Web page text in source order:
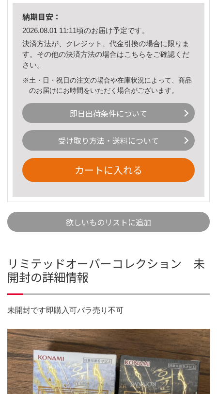
納期目安：
2026.08.01 11:11頃のお届け予定です。
決済方法が、クレジット、代金引換の場合に限りま
す。その他の決済方法の場合はこちら をご確認くだ
さい。
※土・日・祝日の注文の場合や在庫状況によって、商品
のお届けにお時間をいただく場合がございます。
即日出荷条件について
受け取り方法・送料について
カートに入れる
欲しいものリストに追加
リミテッドオーバーコレクション 未
開封の詳細情報
未開封です即購入可バラ売り不可